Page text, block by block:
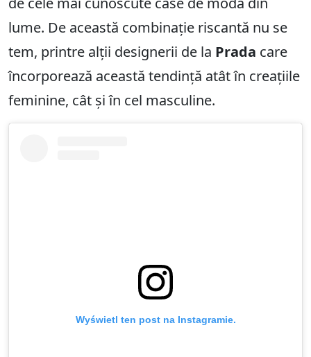
lume. De această combinație riscantă nu se
tem, printre alții designerii de la Prada care
încorporează această tendință atât în ​​creațiile
feminine, cât și în cel masculine.
Wyświetl ten post na Instagramie.